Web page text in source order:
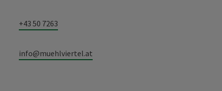
+43 50 7263
info@muehlviertel.at